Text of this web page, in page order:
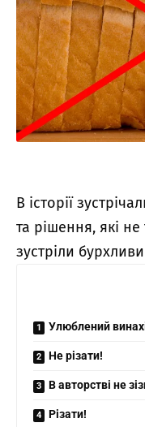
В історії
та рішення, які
зустріли
Улюблений
Не різати!
В авторстві не
Різати!